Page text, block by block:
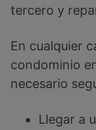
tercero y
En cualquier
condominio
necesario
Llegar a